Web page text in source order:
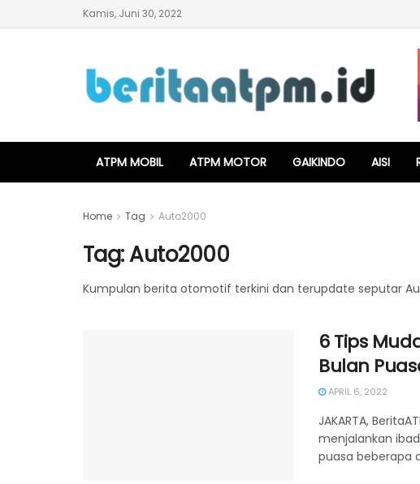
Kamis, Juni 30, 2022
ATPM MOBIL ATPM MOTOR GAIKINDO AISI
Home Tag Auto2000
Tag:Auto2000
Kumpulan berita otomotif terkini dan terupdate seputar
6 Tips
Bulan
APRIL 6, 2022
JAKARTA,
menjalankan
puasa beberapa